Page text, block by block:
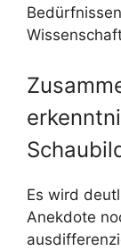
Es wird
Anekdote